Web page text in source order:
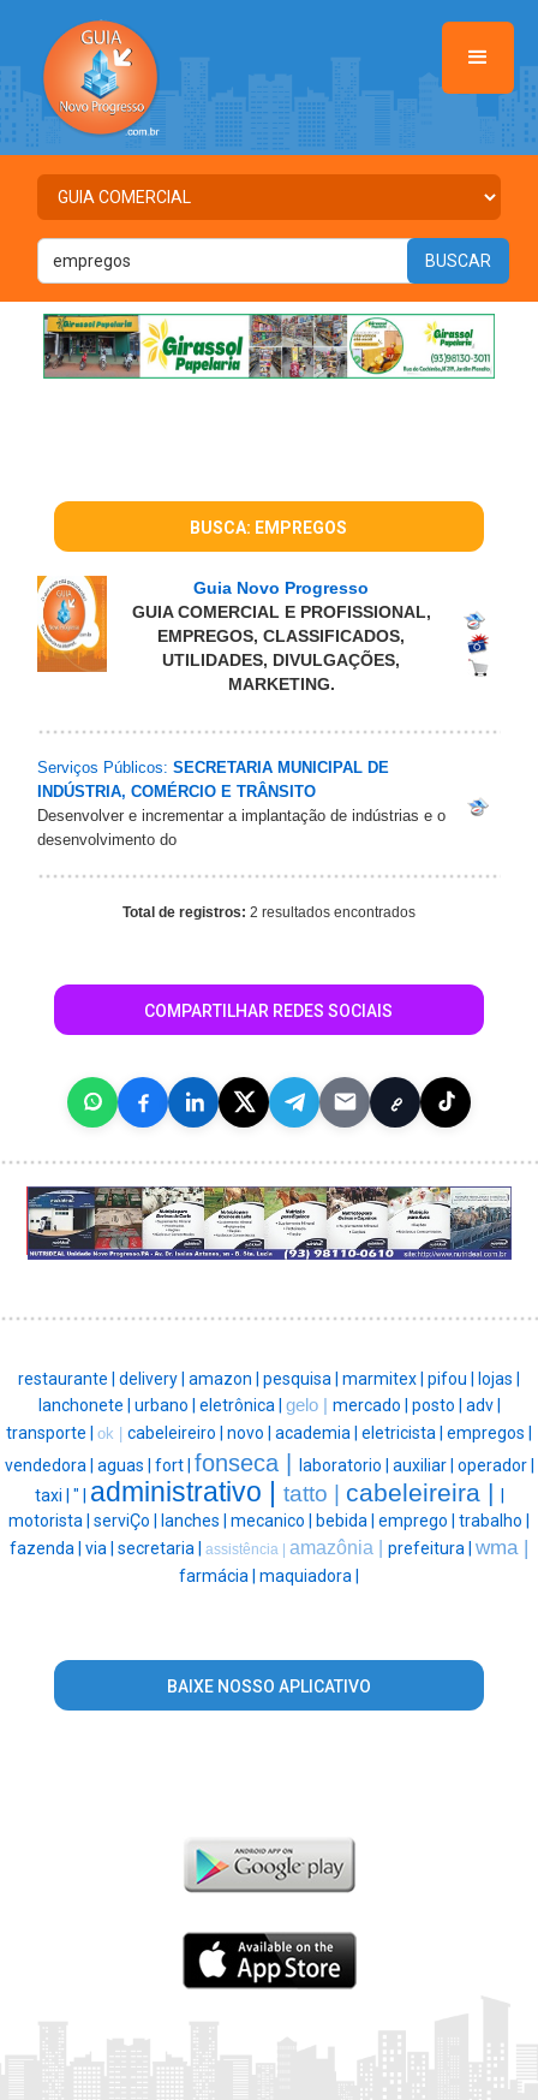
BUSCA: EMPREGOS
Guia Novo Progresso
GUIA COMERCIAL E PROFISSIONAL,
EMPREGOS, CLASSIFICADOS,
UTILIDADES, DIVULGAÇÕES,
MARKETING.
Serviços Públicos: SECRETARIA MUNICIPAL DE
INDÚSTRIA, COMÉRCIO E TRÂNSITO
Desenvolver e incrementar a implantação de indústrias e o
desenvolvimento do
Total de registros: 2 resultados encontrados
COMPARTILHAR REDES SOCIAIS
restaurante | delivery | amazon | pesquisa | marmitex | pifou |
lojas |
lanchonete | urbano | eletrônica | gelo | mercado | posto | adv |
transporte | ok | cabeleireiro | novo | academia | eletricista | empregos |
vendedora | aguas | fort | fonseca | laboratorio | auxiliar | operador |
taxi | " | administrativo | tatto | cabeleireira |
motorista | serviÇo | lanches | mecanico | bebida | emprego | trabalho |
fazenda | via | secretaria | assistência | amazônia | prefeitura | wma |
farmácia | maquiadora |
BAIXE NOSSO APLICATIVO